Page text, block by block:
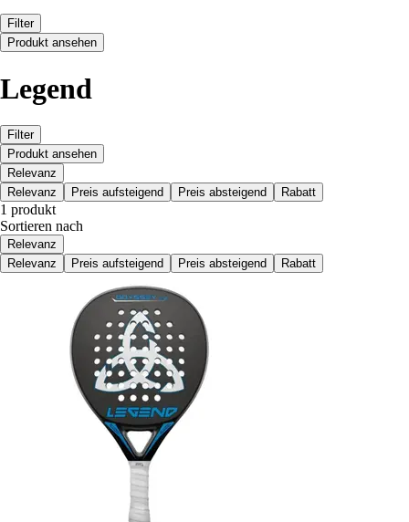
Filter
Produkt ansehen
Legend
Filter
Produkt ansehen
Relevanz
Relevanz
Preis aufsteigend Preis absteigend Rabatt
1 produkt
Sortieren nach
Relevanz
Relevanz
Preis aufsteigend Preis absteigend Rabatt